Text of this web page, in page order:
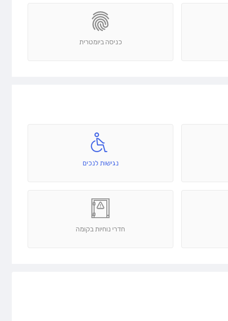
כניסה ביומטרית
נגישות לנכים
חדרי נוחיות בקומה